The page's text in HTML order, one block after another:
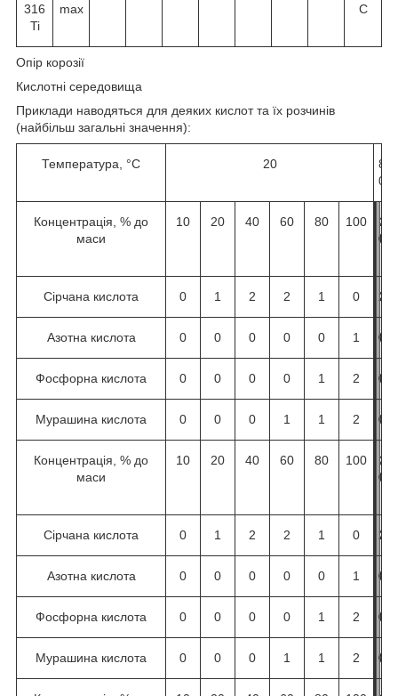
316
Ti
max
C
Опір корозії
Кислотні середовища
Приклади наводяться для деяких кислот та їх розчинів
(найбільш загальні значення):
Температура, °C 20
8
0
Концентрація, % до
маси
10 20 40 60 80 100
1
0
2
0
4
0
Сірчана кислота 0 1 2 2 1 0 222
Азотна кислота 0 0 0 0 0 1 000
Фосфорна кислота 0 0 0 0 1 2 000
Мурашина кислота 0 0 0 1 1 2 001
Концентрація, % до
маси
10 20 40 60 80 100
1
0
2
0
4
0
Сірчана кислота 0 1 2 2 1 0 222
Азотна кислота 0 0 0 0 0 1 000
Фосфорна кислота 0 0 0 0 1 2 000
Мурашина кислота 0 0 0 1 1 2 001